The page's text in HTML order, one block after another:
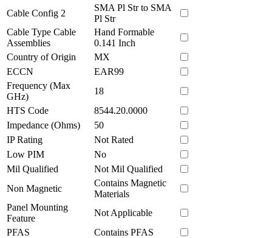
Cable Config 2
SMA Pl Str to SMA
Pl Str
Cable Type Cable
Assemblies
Hand Formable
0.141 Inch
Country of Origin
MX
ECCN
EAR99
Frequency (Max
GHz)
18
HTS Code
8544.20.0000
Impedance (Ohms)
50
IP Rating
Not Rated
Low PIM
No
Mil Qualified
Not Mil Qualified
Non Magnetic
Contains Magnetic
Materials
Panel Mounting
Feature
Not Applicable
PFAS
Contains PFAS